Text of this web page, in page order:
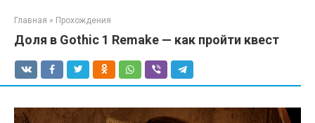
Главная » Прохождения
Доля в Gothic 1 Remake — как пройти квест